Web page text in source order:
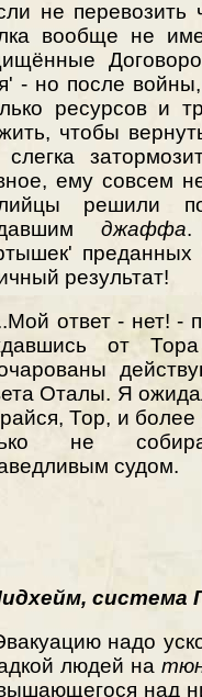
не перевозить
вообще не
- но после
ресурсов и
чтобы
слегка
ему совсем
решили
джаффа.
преданных
результат!
ответ - нет! -
от
Оталы. Я
Тор, и
не
судом.
система
надо
людей на
над